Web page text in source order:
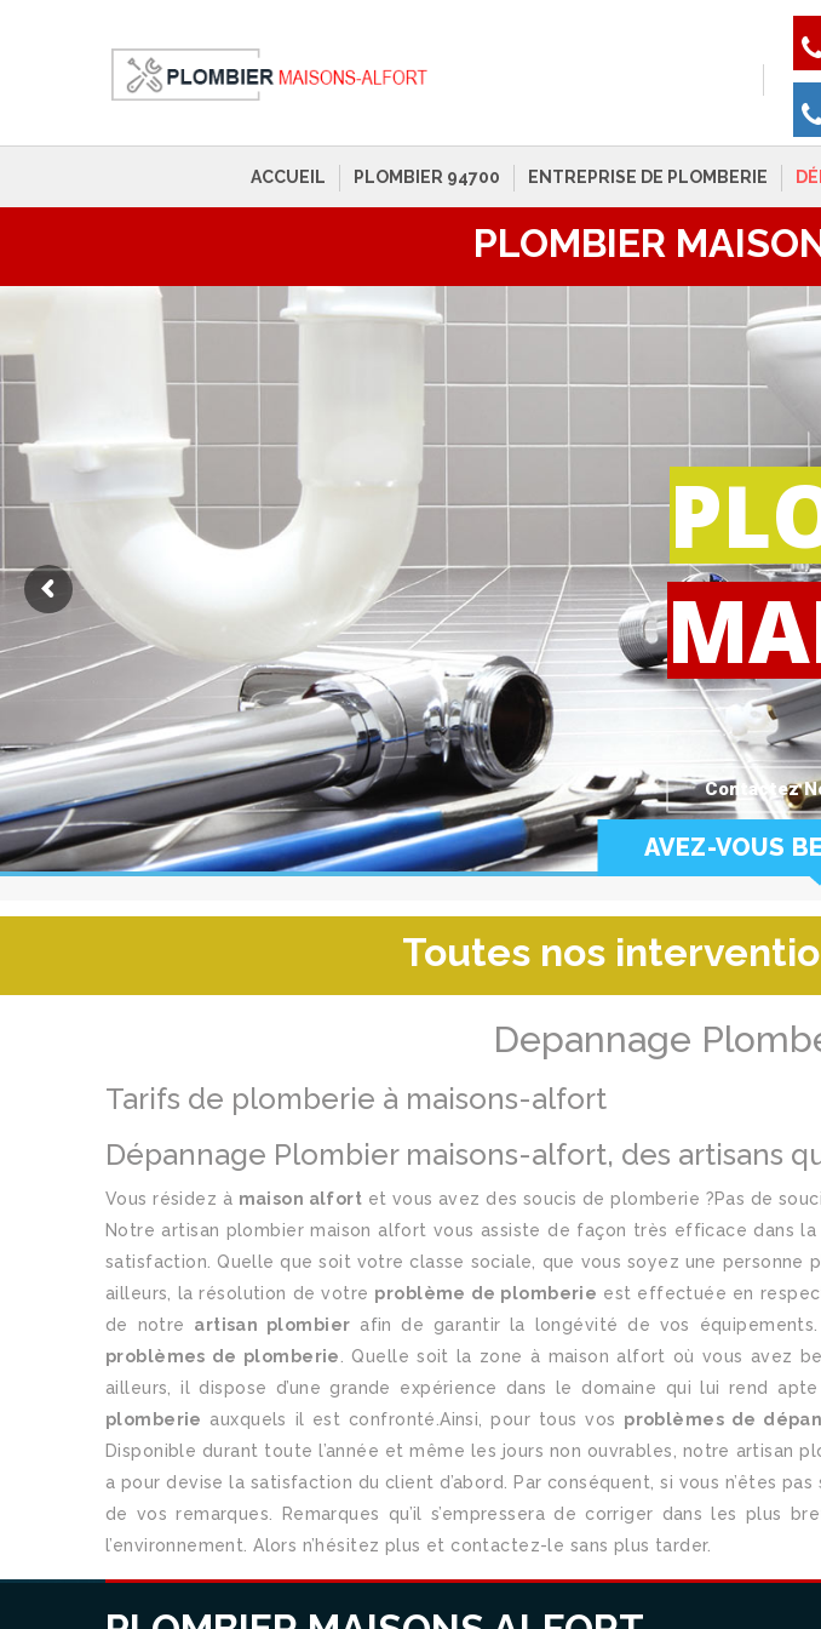
ACCUEIL PLOMBIER 94700 ENTREPRISE DE PLOMBERIE
PLOMBIER
Contactez
AVEZ-VOUS
Toutes nos
Depannage
Tarifs de plomberie à maisons-alfort
Dépannage Plombier maisons-alfort, des artisans
Vous résidez à maison alfort et vous avez des soucis de plomberie ?Pas de
Notre artisan plombier maison alfort vous assiste de façon très efficace dans
satisfaction. Quelle que soit votre classe sociale, que vous soyez une
ailleurs, la résolution de votre problème de plomberie est effectuée en
de notre artisan plombier afin de garantir la longévité de vos
problèmes de plomberie
. Quelle soit la zone à maison alfort où vous avez
ailleurs, il dispose d’une grande expérience dans le domaine qui lui rend
plomberie auxquels il est confronté.Ainsi, pour tous vos problèmes de
Disponible durant toute l’année et même les jours non ouvrables, notre artisan
a pour devise la satisfaction du client d’abord. Par conséquent, si vous n’êtes
de vos remarques. Remarques qu’il s’empressera de corriger dans les
l’environnement. Alors n’hésitez plus et contactez-le sans plus tarder.
DEPANNAGE EVIER BOUCHE